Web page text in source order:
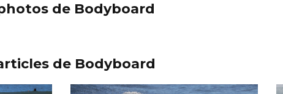
de Bodyboard
de Bodyboard